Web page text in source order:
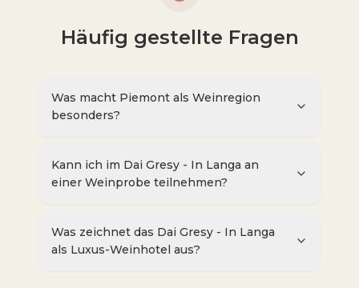
Häufig gestellte Fragen
Was macht Piemont als Weinregion
besonders?
Kann ich im Dai Gresy - In Langa an
einer Weinprobe teilnehmen?
Was zeichnet das Dai Gresy - In Langa
als Luxus-Weinhotel aus?